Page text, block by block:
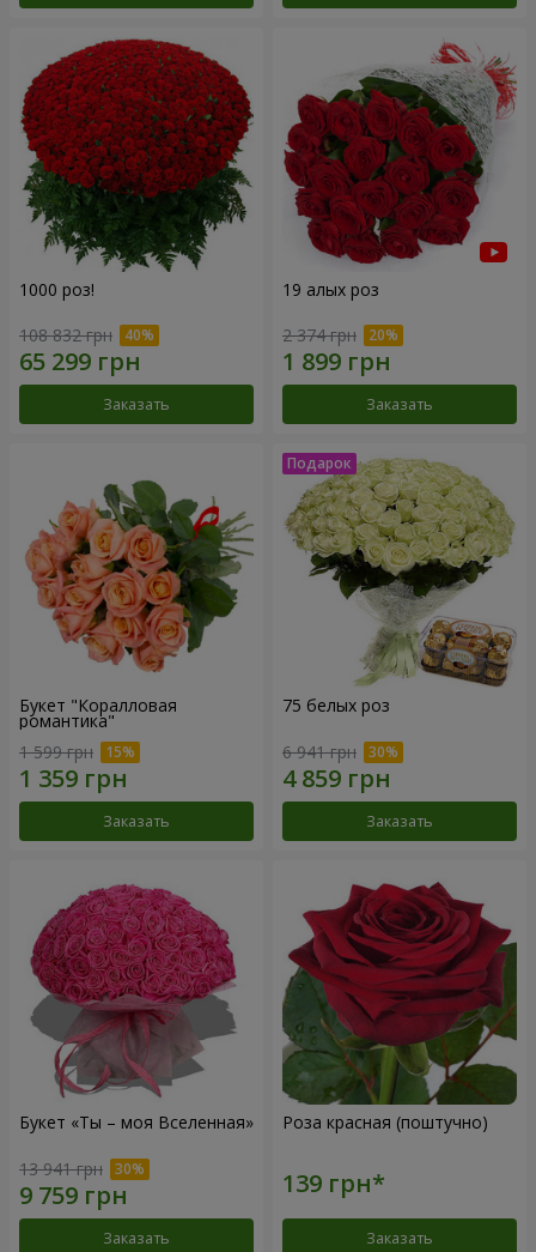
1000 роз!
108 832 грн
Заказать
19 алых роз
2 374 грн
Заказать
Букет "Коралловая
романтика"
1 599 грн
Заказать
75 белых роз
6 941 грн
Заказать
Букет «Ты – моя Вселенная»
13 941 грн
Заказать
Роза красная (поштучно)
Заказать